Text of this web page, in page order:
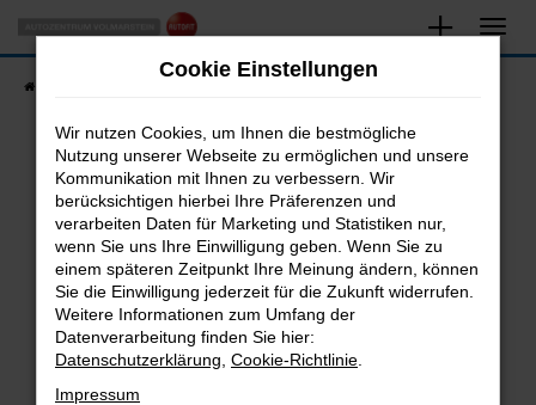
Zum
Hauptinhalt
springen
Fahrzeugsuche
Fehler: Network Error
Beim Laden ist ein Fehler aufgetreten.
Hier sind ein paar Tipps, die dir helfen können:
Überprüfe deine Firewall und deine
Internetverbindung.
Laden andere Webseiten, zum Beispiel deine
Suchmaschine?
Cookie Einstellungen
Wir nutzen Cookies, um Ihnen die bestmögliche
Nutzung unserer Webseite zu ermöglichen und unsere
Kommunikation mit Ihnen zu verbessern. Wir
berücksichtigen hierbei Ihre Präferenzen und
verarbeiten Daten für Marketing und Statistiken nur,
wenn Sie uns Ihre Einwilligung geben. Wenn Sie zu
einem späteren Zeitpunkt Ihre Meinung ändern, können
Sie die Einwilligung jederzeit für die Zukunft widerrufen.
Weitere Informationen zum Umfang der
Datenverarbeitung finden Sie hier:
Datenschutzerklärung Cookie-Richtlinie
Impressum